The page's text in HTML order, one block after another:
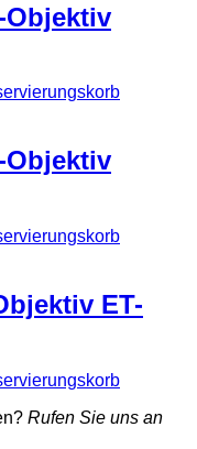
Objektiv
Objektiv
ET-
Rufen Sie uns an